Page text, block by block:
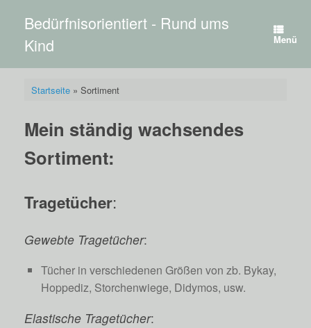
springenBedürfnisorientiert - Rund ums
Kind
Menü
Startseite» Sortiment
Mein ständig wachsendes
Sortiment:
Tragetücher:
Gewebte Tragetücher:
Tücher in verschiedenen Größen von zb. Bykay,
Hoppediz, Storchenwiege, Didymos, usw.
Elastische Tragetücher: